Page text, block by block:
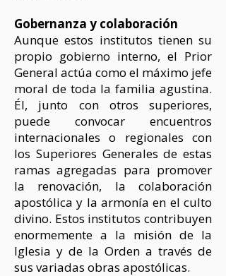
Gobernanza y colaboración
Aunque estos institutos tienen su
propio gobierno interno, el Prior
General actúa como el máximo jefe
moral de toda la familia agustina.
Él, junto con otros superiores,
puede convocar encuentros
internacionales o regionales con
los Superiores Generales de estas
ramas agregadas para promover
la renovación, la colaboración
apostólica y la armonía en el culto
divino. Estos institutos contribuyen
enormemente a la misión de la
Iglesia y de la Orden a través de
sus variadas obras apostólicas.